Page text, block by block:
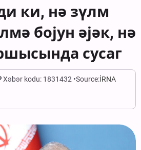
ки, нә зүлм
бојун әјәк, нә
сусаг
Xəbər kodu: 1831432 Source:İRNA